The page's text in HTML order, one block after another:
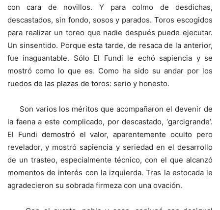
con cara de novillos. Y para colmo de desdichas,
descastados, sin fondo, sosos y parados. Toros escogidos
para realizar un toreo que nadie después puede ejecutar.
Un sinsentido. Porque esta tarde, de resaca de la anterior,
fue inaguantable. Sólo El Fundi le echó sapiencia y se
mostró como lo que es. Como ha sido su andar por los
ruedos de las plazas de toros: serio y honesto.
Son varios los méritos que acompañaron el devenir de
la faena a este complicado, por descastado, ‘garcigrande’.
El Fundi demostró el valor, aparentemente oculto pero
revelador, y mostró sapiencia y seriedad en el desarrollo
de un trasteo, especialmente técnico, con el que alcanzó
momentos de interés con la izquierda. Tras la estocada le
agradecieron su sobrada firmeza con una ovación.